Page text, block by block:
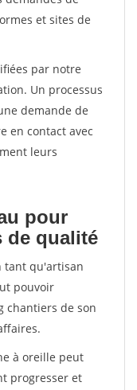
et sites de
par notre
Un processus
demande de
en contact avec
leurs
pour
de qualité
tant qu'artisan
pouvoir
chantiers de son
à oreille peut
progresser et